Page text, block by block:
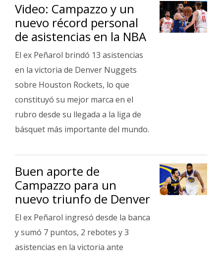
Video: Campazzo y un
nuevo récord personal
de asistencias en la NBA
El ex Peñarol brindó 13 asistencias
en la victoria de Denver Nuggets
sobre Houston Rockets, lo que
constituyó su mejor marca en el
rubro desde su llegada a la liga de
básquet más importante del mundo.
Buen aporte de
Campazzo para un
nuevo triunfo de Denver
El ex Peñarol ingresó desde la banca
y sumó 7 puntos, 2 rebotes y 3
asistencias en la victoria ante